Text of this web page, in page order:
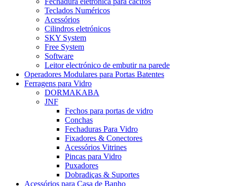
Teclados Numéricos
Acessórios
Cilindros eletrónicos
SKY System
Free System
Software
Leitor electrónico de embutir na parede
Operadores Modulares para Portas Batentes
Ferragens para Vidro
DORMAKABA
JNF
Fechos para portas de vidro
Conchas
Fechaduras Para Vidro
Fixadores & Conectores
Acessórios Vitrines
Pincas para Vidro
Puxadores
Dobradiças & Suportes
Acessórios para Casa de Banho